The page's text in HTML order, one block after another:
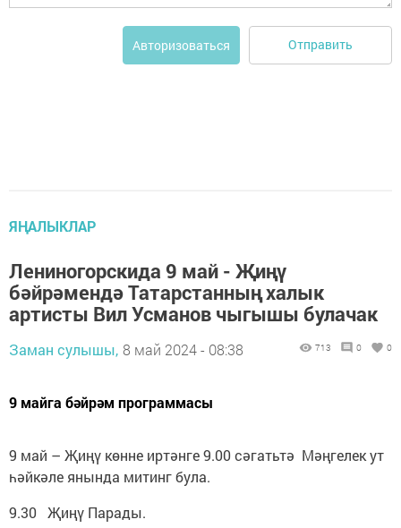
Авторизоваться Отправить
ЯҢАЛЫКЛАР
Лениногорскида 9 май - Җиңү
бәйрәмендә Татарстанның халык
артисты Вил Усманов чыгышы булачак
Заман сулышы, 8 май 2024 - 08:38 713 0 0
9 майга бәйрәм программасы
9 май – Җиңү көнне иртәнге 9.00 сәгатьтә Мәңгелек ут
һәйкәле янында митинг була.
9.30 Җиңү Парады.